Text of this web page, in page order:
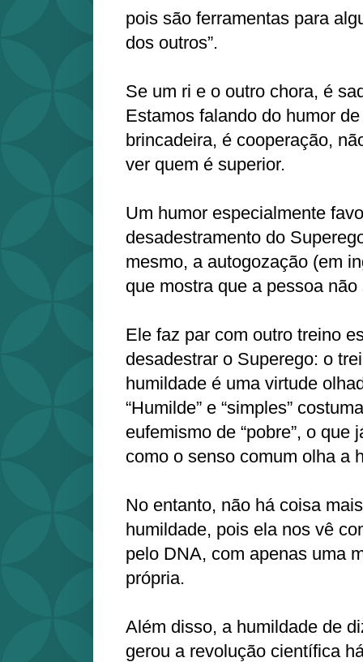
pois são ferramentas para
dos outros”.
Se um ri e o outro chora, é
Estamos falando do humor
brincadeira, é cooperação,
ver quem é superior.
Um humor especialmente
desadestramento do
mesmo, a autogozação (em
que mostra que a pessoa
Ele faz par com outro treino
desadestrar o Superego: o
humildade é uma virtude
“Humilde” e “simples”
eufemismo de “pobre”, o que
como o senso comum olha a
No entanto, não há coisa
humildade, pois ela nos vê
pelo DNA, com apenas uma
própria.
Além disso, a humildade de
gerou a revolução científica